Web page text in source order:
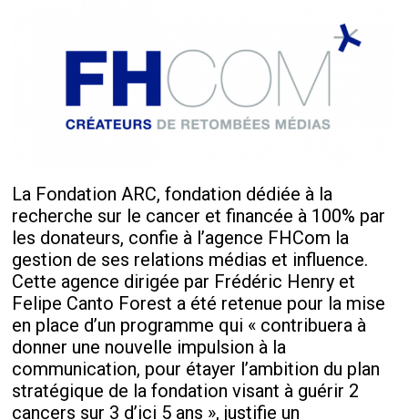
La Fondation ARC, fondation dédiée à la
recherche sur le cancer et financée à 100% par
les donateurs, confie à l’agence FHCom la
gestion de ses relations médias et influence.
Cette agence dirigée par Frédéric Henry et
Felipe Canto Forest a été retenue pour la mise
en place d’un programme qui « contribuera à
donner une nouvelle impulsion à la
communication, pour étayer l’ambition du plan
stratégique de la fondation visant à guérir 2
cancers sur 3 d’ici 5 ans », justifie un